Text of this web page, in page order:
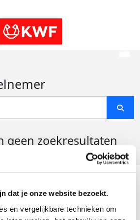
dat je onze website bezoekt.
en vergelijkbare technieken om
geen zoekresultaten